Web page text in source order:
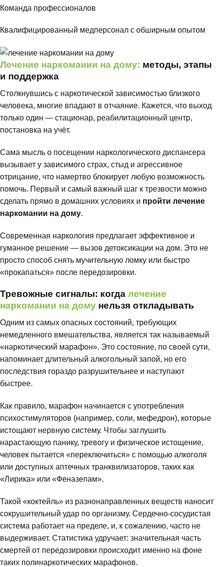
Команда профессионалов
Квалифицированный медперсонал с обширным опытом
Лечение наркомании на дому: методы, этапы
и поддержка
Столкнувшись с наркотической зависимостью близкого
человека, многие впадают в отчаяние. Кажется, что выход
только один — стационар, реабилитационный центр,
постановка на учёт.
Сама мысль о посещении наркологического диспансера
вызывает у зависимого страх, стыд и агрессивное
отрицание, что намертво блокирует любую возможность
помочь. Первый и самый важный шаг к трезвости можно
сделать прямо в домашних условиях и пройти лечение
наркомании на дому.
Современная наркология предлагает эффективное и
гуманное решение — вызов детоксикации на дом. Это не
просто способ снять мучительную ломку или быстро
«прокапаться» после передозировки.
Тревожные сигналы: когда лечение
наркомании на дому нельзя откладывать
Одним из самых опасных состояний, требующих
немедленного вмешательства, является так называемый
«наркотический марафон». Это состояние, по своей сути,
напоминает длительный алкогольный запой, но его
последствия гораздо разрушительнее и наступают
быстрее.
Как правило, марафон начинается с употребления
психостимуляторов (например, соли, мефедрон), которые
истощают нервную систему. Чтобы заглушить
нарастающую панику, тревогу и физическое истощение,
человек пытается «переключиться» с помощью алкоголя
или доступных аптечных транквилизаторов, таких как
«Лирика» или «Феназепам».
Такой «коктейль» из разнонаправленных веществ наносит
сокрушительный удар по организму. Сердечно-сосудистая
система работает на пределе, и, к сожалению, часто не
выдерживает. Статистика удручает: значительная часть
смертей от передозировки происходит именно на фоне
таких полинаркотических марафонов.